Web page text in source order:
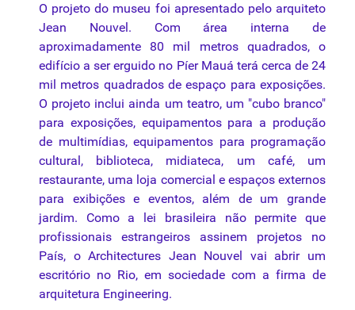
O projeto do museu foi apresentado peloarquiteto
Jean Nouvel. Com área interna de
aproximadamente 80 mil metros quadrados, o
edifício a ser erguido no Píer Mauá terá cerca de 24
mil metros quadrados de espaço para exposições.
O projeto inclui ainda um teatro, um "cubo branco"
para exposições, equipamentos para a produção
de multimídias, equipamentos para programação
cultural, biblioteca, midiateca, um café, um
restaurante, uma loja comercial e espaços externos
para exibições e eventos, além de um grande
jardim. Como a lei brasileira não permite que
profissionais estrangeiros assinem projetos no
País, o Architectures Jean Nouvel vai abrir um
escritório no Rio, em sociedade com a firma de
arquitetura Engineering.